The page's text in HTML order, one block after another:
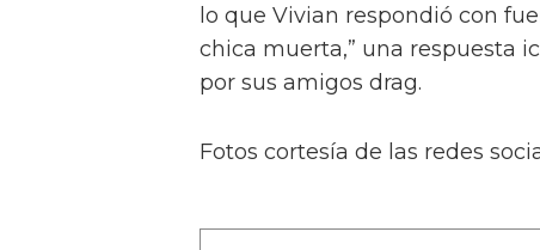
lo que Vivian respondió con
chica muerta,” una respuesta
por sus amigos drag.
Fotos cortesía de las redes